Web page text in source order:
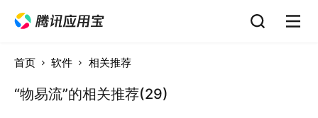
首页 软件 相关推荐
“物易流”的相关推荐(29)